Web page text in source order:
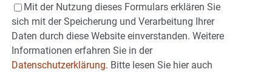
Mit der Nutzung dieses Formulars erklären Sie
sich mit der Speicherung und Verarbeitung Ihrer
Daten durch diese Website einverstanden. Weitere
Informationen erfahren Sie in der
Datenschutzerklärung. Bitte lesen Sie hier auch